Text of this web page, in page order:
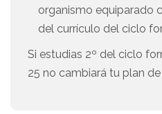
organismo equiparado
del currículo del ciclo
Si estudias 2º del ciclo
25 no cambiará tu plan